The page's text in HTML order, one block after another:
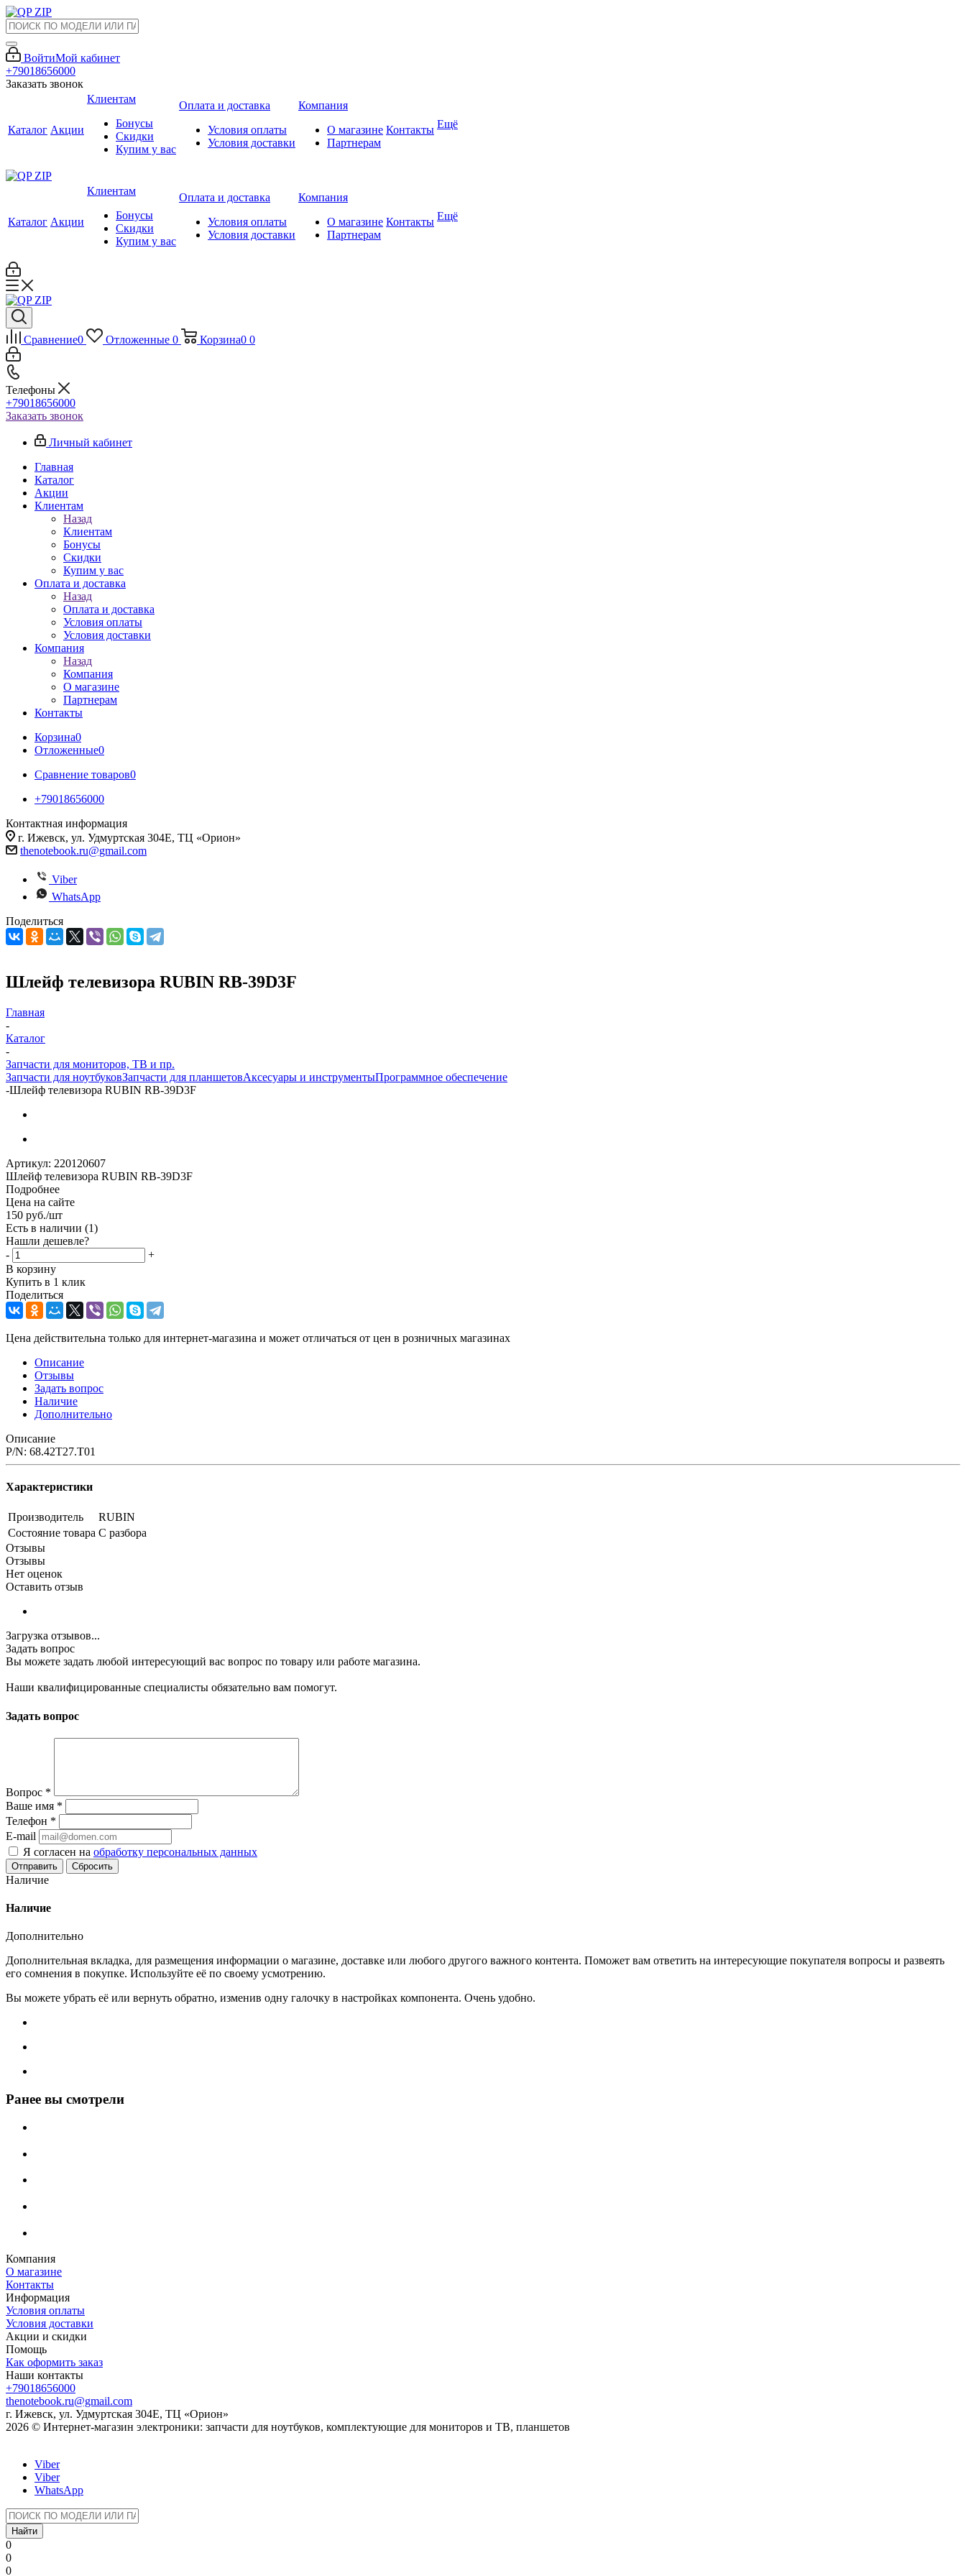
ВойтиМой кабинет
+79018656000
Заказать звонок
Каталог Акции
Клиентам
Бонусы
Скидки
Купим у вас
Оплата и доставка
Условия оплаты
Условия доставки
Компания
О магазине
Партнерам
Контакты Ещё
Каталог Акции
Клиентам
Бонусы
Скидки
Купим у вас
Оплата и доставка
Условия оплаты
Условия доставки
Компания
О магазине
Партнерам
Контакты Ещё
Сравнение0 Отложенные 0 Корзина0 0
Телефоны
+79018656000
Заказать звонок
Личный кабинет
Главная
Каталог
Акции
Клиентам
Назад
Клиентам
Бонусы
Скидки
Купим у вас
Оплата и доставка
Назад
Оплата и доставка
Условия оплаты
Условия доставки
Компания
Назад
Компания
О магазине
Партнерам
Контакты
Корзина0
Отложенные0
Сравнение товаров0
+79018656000
Контактная информация
г. Ижевск, ул. Удмуртская 304Е, ТЦ «Орион»
thenotebook.ru@gmail.com
Viber
WhatsApp
Поделиться
Шлейф телевизора RUBIN RB-39D3F
Главная
-
Каталог
-
Запчасти для мониторов, ТВ и пр.
Запчасти для ноутбуковЗапчасти для планшетовАксесуары и инструментыПрограммное обеспечение
-Шлейф телевизора RUBIN RB-39D3F
Артикул: 220120607
Шлейф телевизора RUBIN RB-39D3F
Подробнее
Цена на сайте
150 руб./шт
Есть в наличии (1)
Нашли дешевле?
-
+
В корзину
Купить в 1 клик
Поделиться
Цена действительна только для интернет-магазина и может отличаться от цен в розничных магазинах
Описание
Отзывы
Задать вопрос
Наличие
Дополнительно
Описание
P/N: 68.42T27.T01
Характеристики
Производитель
RUBIN
Состояние товара С разбора
Отзывы
Отзывы
Нет оценок
Оставить отзыв
Загрузка отзывов...
Задать вопрос
Вы можете задать любой интересующий вас вопрос по товару или работе магазина.
Наши квалифицированные специалисты обязательно вам помогут.
Задать вопрос
Вопрос *
Ваше имя *
Телефон *
E-mail
Я согласен на обработку персональных данных
Сбросить
Наличие
Наличие
Дополнительно
Дополнительная вкладка, для размещения информации о магазине, доставке или любого другого важного контента. Поможет вам ответить на интересующие покупателя вопросы и развеять
его сомнения в покупке. Используйте её по своему усмотрению.
Вы можете убрать её или вернуть обратно, изменив одну галочку в настройках компонента. Очень удобно.
Ранее вы смотрели
Компания
О магазине
Контакты
Информация
Условия оплаты
Условия доставки
Акции и скидки
Помощь
Как оформить заказ
Наши контакты
+79018656000
thenotebook.ru@gmail.com
г. Ижевск, ул. Удмуртская 304Е, ТЦ «Орион»
2026 © Интернет-магазин электроники: запчасти для ноутбуков, комплектующие для мониторов и ТВ, планшетов
Viber
Viber
WhatsApp
Найти
0
0
0